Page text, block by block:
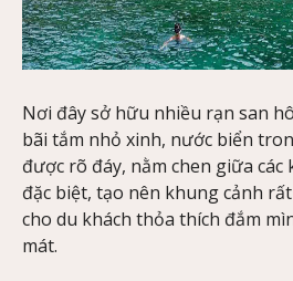
Nơi đây sở hữu nhiều rạn san
bãi tắm nhỏ xinh, nước biển
được rõ đáy, nằm chen giữa
đặc biệt, tạo nên khung cảnh
cho du khách thỏa thích đắm
mát.